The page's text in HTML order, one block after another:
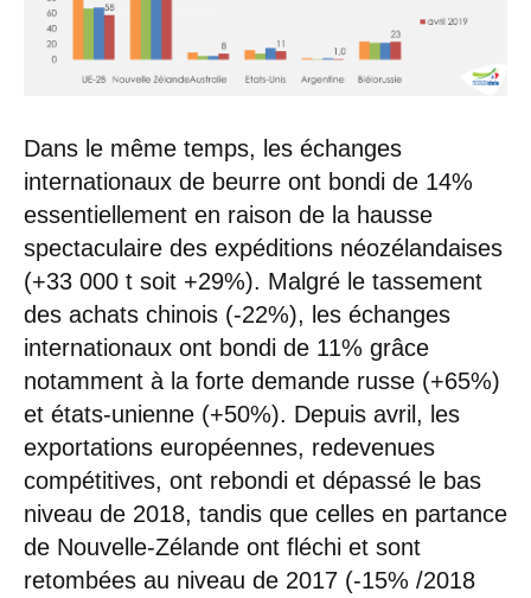
Dans le même temps, les échanges
internationaux de beurre ont bondi de 14%
essentiellement en raison de la hausse
spectaculaire des expéditions néozélandaises
(+33 000 t soit +29%). Malgré le tassement
des achats chinois (-22%), les échanges
internationaux ont bondi de 11% grâce
notamment à la forte demande russe (+65%)
et états-unienne (+50%). Depuis avril, les
exportations européennes, redevenues
compétitives, ont rebondi et dépassé le bas
niveau de 2018, tandis que celles en partance
de Nouvelle-Zélande ont fléchi et sont
retombées au niveau de 2017 (-15% /2018